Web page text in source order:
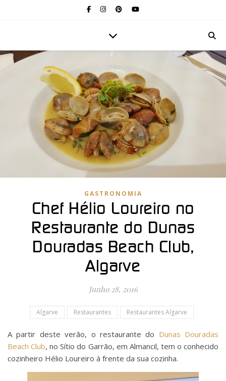
GASTRONOMIA
Chef Hélio Loureiro no
Restaurante do Dunas
Douradas Beach Club,
Algarve
Junho 28, 2016
Algarve Restaurantes Restaurantes Algarve
A partir deste verão, o restaurante do Dunas Douradas
Beach Club, no Sítio do Garrão, em Almancil, tem o conhecido
cozinheiro Hélio Loureiro à frente da sua cozinha.